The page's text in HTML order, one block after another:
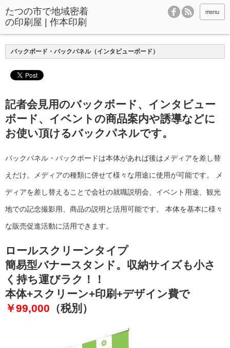
menu
バックボード・バックパネル（インタビューボード）
記者会見用のバックボード、インタビュー
ボード、イベントの商品案内や誘導などに
お使い頂けるバックパネルです。
バックパネル・バックボードは本体があれば後はメディアを差し替
えだけ。メディアの種類に併せて様々な用途に使用が可能です。 メ
ディアを差し替えることで会社の就職説明会、イベント用途、観光
地での記念撮影用、商品の説明と活用可能です。 本体を基本に様々
な販売促進活動に活用できます。
ロールスクリーンタイプ
簡易型バナースタンド。収納サイズも小さ
く持ち運びラク！！
本体+スクリーン+印刷+デザイン費で
￥99,000 （税別）